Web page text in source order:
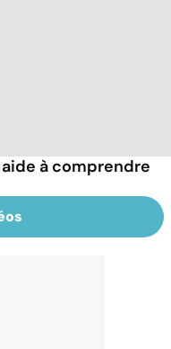
à comprendre